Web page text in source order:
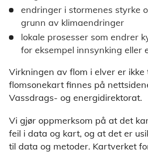
endringer i stormenes styrke
grunn av klimaendringer
lokale prosesser som endrer
for eksempel innsynking eller
Virkningen av flom i elver er ikke
flomsonekart finnes på
Vassdrags- og energidirektorat.
Vi gjør oppmerksom på at det
feil i data og kart, og at det er
til data og metoder. Kartverket